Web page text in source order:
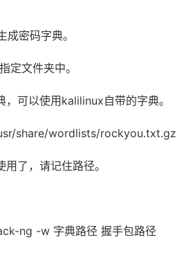
密码字典。
定文件夹中。
可以使用kalilinux自带的字典。
share/wordlists/rockyou.txt.gz
了，请记住路径。
ng -w 字典路径 握手包路径